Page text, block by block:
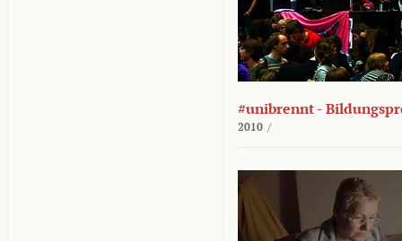
#unibrennt -
2010 /